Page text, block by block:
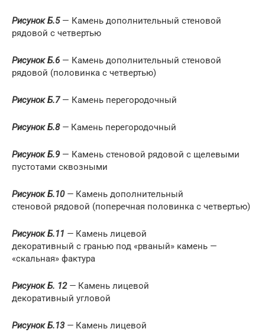
Рисунок Б.5 — Камень дополнительный стеновой
рядовой с четвертью
Рисунок Б.6 — Камень дополнительный стеновой
рядовой (половинка с четвертью)
Рисунок Б.7 — Камень перегородочный
Рисунок Б.8— Камень перегородочный
Рисунок Б.9 — Камень стеновой рядовой с щелевыми
пустотами сквозными
Рисунок Б.10— Камень дополнительный
стеновой рядовой (поперечная половинка с четвертью)
Рисунок Б.11 — Камень лицевой
декоративный с гранью под «рваный» камень —
«скальная» фактура
Рисунок Б. 12— Камень лицевой
декоративный угловой
Рисунок Б.13— Камень лицевой